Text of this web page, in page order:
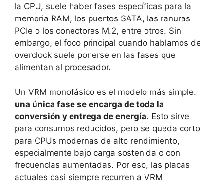
la CPU, suele haber fases específicas para la
memoria RAM, los puertos SATA, las ranuras
PCIe o los conectores M.2, entre otros. Sin
embargo, el foco principal cuando hablamos de
overclock suele ponerse en las fases que
alimentan al procesador.
Un VRM monofásico es el modelo más simple:
una única fase se encarga de toda la
conversión y entrega de energía. Esto sirve
para consumos reducidos, pero se queda corto
para CPUs modernas de alto rendimiento,
especialmente bajo carga sostenida o con
frecuencias aumentadas. Por eso, las placas
actuales casi siempre recurren a VRM